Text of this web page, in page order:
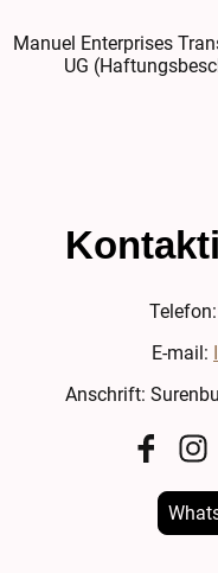
Manuel Enterprises
UG
Telefon:
E-mail:
Anschrift: